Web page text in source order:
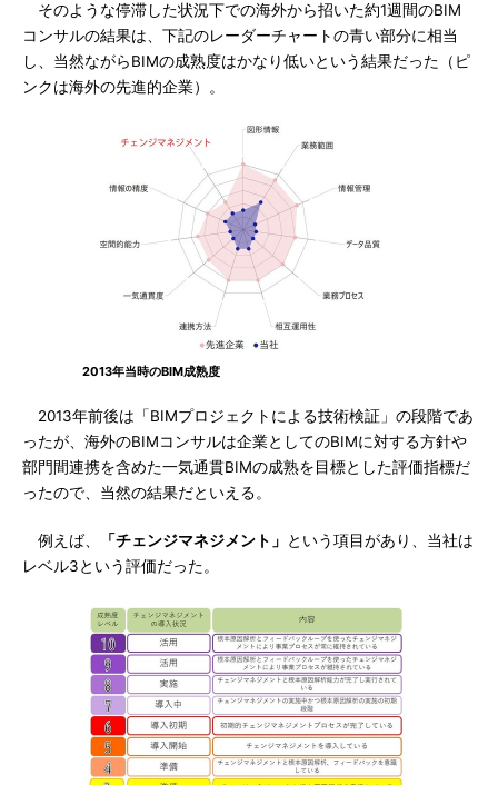
そのような停滞した状況下での海外から招いた約1週間のBIM
コンサルの結果は、下記のレーダーチャートの青い部分に相当
し、当然ながらBIMの成熟度はかなり低いという結果だった（ピ
ンクは海外の先進的企業）。
2013年当時のBIM成熟度
2013年前後は「BIMプロジェクトによる技術検証」の段階であ
ったが、海外のBIMコンサルは企業としてのBIMに対する方針や
部門間連携を含めた一気通貫BIMの成熟を目標とした評価指標だ
ったので、当然の結果だといえる。
例えば、 「チェンジマネジメント」 という項目があり、当社は
レベル3という評価だった。